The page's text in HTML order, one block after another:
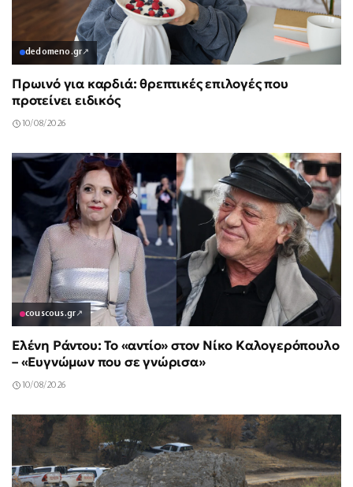
dedomeno.gr↗
Πρωινό για καρδιά: θρεπτικές επιλογές που
προτείνει ειδικός
10/08/2026
couscous.gr↗
Ελένη Ράντου: Το «αντίο» στον Νίκο Καλογερόπουλο
– «Ευγνώμων που σε γνώρισα»
10/08/2026